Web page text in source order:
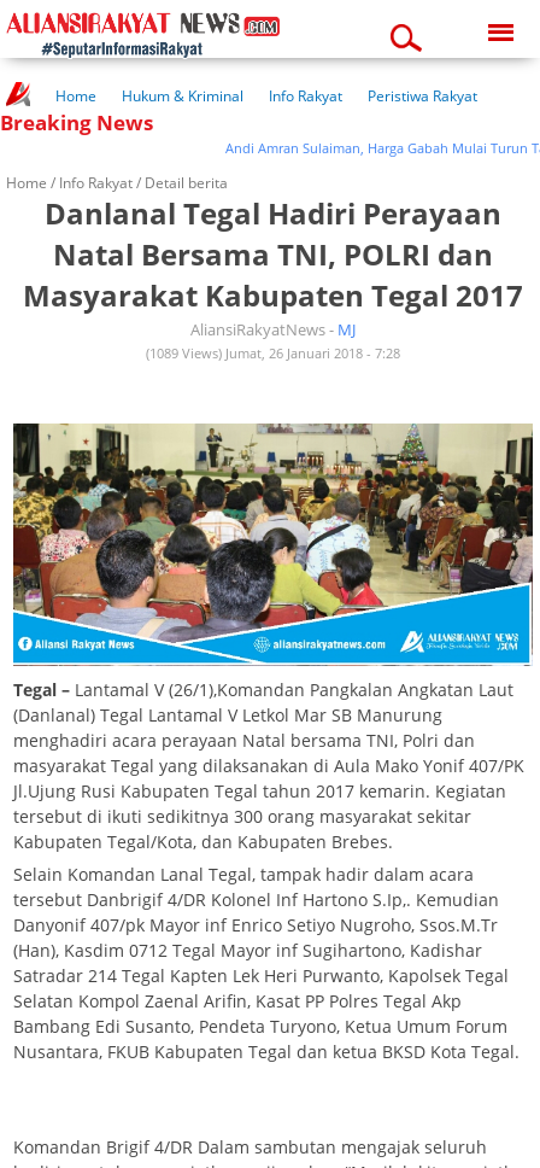
02:34:47 pm
Home Hukum & Kriminal Info Rakyat
Peristiwa Rakyat
Kuliner Rakyat
Wisata Rakyat
Breaking News
Andi Amran Sulaiman, Harga Gabah Mulai Turun
Home / Info Rakyat/ Detail berita
Danlanal Tegal Hadiri Perayaan
Natal Bersama TNI, POLRI dan
Masyarakat Kabupaten Tegal 2017
AliansiRakyatNews - MJ
(1089 Views) Jumat, 26 Januari 2018 - 7:28
Tegal – Lantamal V (26/1),Komandan Pangkalan Angkatan Laut
(Danlanal) Tegal Lantamal V Letkol Mar SB Manurung
menghadiri acara perayaan Natal bersama TNI, Polri dan
masyarakat Tegal yang dilaksanakan di Aula Mako Yonif 407/PK
Jl.Ujung Rusi Kabupaten Tegal tahun 2017 kemarin. Kegiatan
tersebut di ikuti sedikitnya 300 orang masyarakat sekitar
Kabupaten Tegal/Kota, dan Kabupaten Brebes.
Selain Komandan Lanal Tegal, tampak hadir dalam acara
tersebut Danbrigif 4/DR Kolonel Inf Hartono S.Ip,. Kemudian
Danyonif 407/pk Mayor inf Enrico Setiyo Nugroho, Ssos.M.Tr
(Han), Kasdim 0712 Tegal Mayor inf Sugihartono, Kadishar
Satradar 214 Tegal Kapten Lek Heri Purwanto, Kapolsek Tegal
Selatan Kompol Zaenal Arifin, Kasat PP Polres Tegal Akp
Bambang Edi Susanto, Pendeta Turyono, Ketua Umum Forum
Nusantara, FKUB Kabupaten Tegal dan ketua BKSD Kota Tegal.
Komandan Brigif 4/DR Dalam sambutan mengajak seluruh